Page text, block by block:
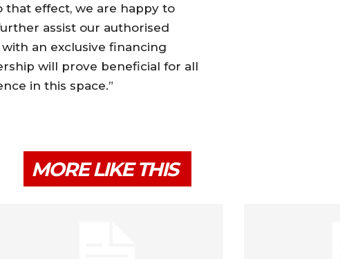
effect, we are happy to
assist our authorised
an exclusive financing
will prove beneficial for all
in this space.”
MORE LIKE THIS